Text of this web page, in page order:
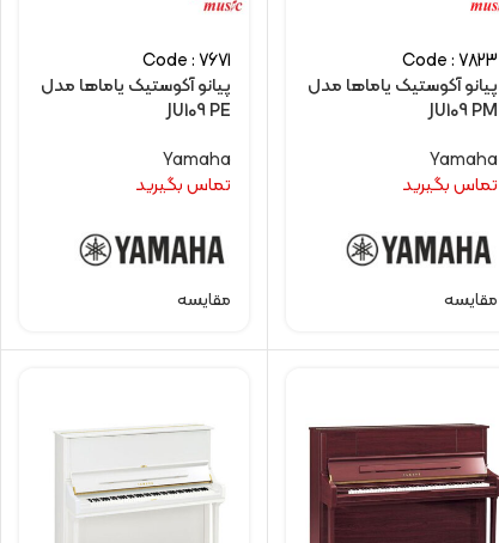
Code : 7823
پیانو آکوستیک یاماها مدل
JU109 PM
Yamaha
تماس بگیرید
مقایسه
Code : 7671
پیانو آکوستیک یاماها مدل
JU109 PE
Yamaha
تماس بگیرید
مقایسه